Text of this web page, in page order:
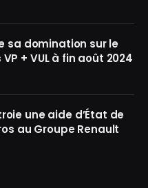
sa domination sur le
+ VUL à fin août 2024
une aide d’État de
au Groupe Renault